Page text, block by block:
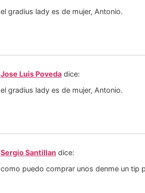
el gradius lady es de mujer, Antonio.
Jose Luis Poveda dice:
el gradius lady es de mujer, Antonio.
Sergio Santillan dice:
como puedo comprar unos denme un tip